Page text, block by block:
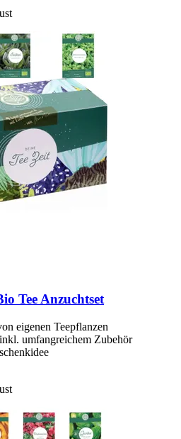
Tee Anzuchtset
eigenen Teepflanzen
umfangreichem Zubehör